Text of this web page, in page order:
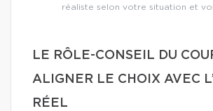
réaliste selon votre situation et
LE RÔLE-CONSEIL DU
ALIGNER LE CHOIX AVEC
RÉEL